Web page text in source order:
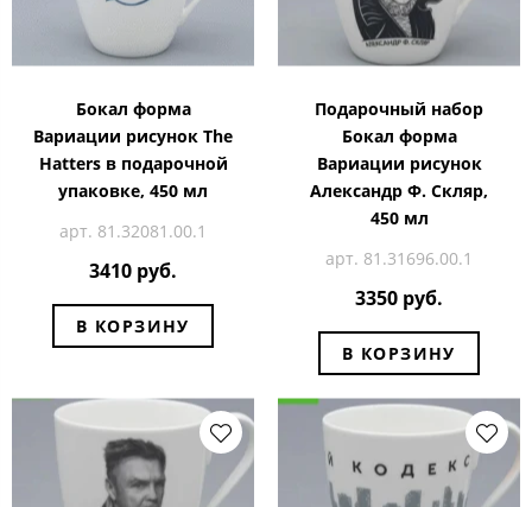
Бокал форма
Вариации рисунок The
Hatters в подарочной
упаковке, 450 мл
арт. 81.32081.00.1
3410 руб.
В КОРЗИНУ
Подарочный набор
Бокал форма
Вариации рисунок
Александр Ф. Скляр,
450 мл
арт. 81.31696.00.1
3350 руб.
В КОРЗИНУ